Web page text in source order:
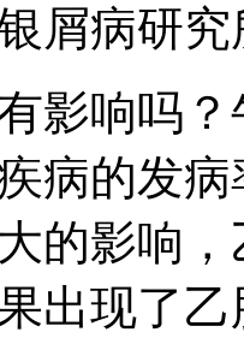
屑病研究
影响吗
病的发
的影响
出现了